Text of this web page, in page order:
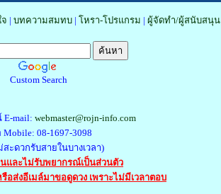
| บทความสมทบ | โหรา-โปรแกรม | ผู้จัดทำ/ผู้สนับสนุน
Custom Search
E-mail: webmaster@rojn-info.com
Mobile: 08-1697-3098
ะดวกรับสายในบางเวลา)
นและไม่รับพยากรณ์เป็นส่วนตัว
ส่งอีเมล์มาขอดูดวง เพราะไม่มีเวลาตอบ